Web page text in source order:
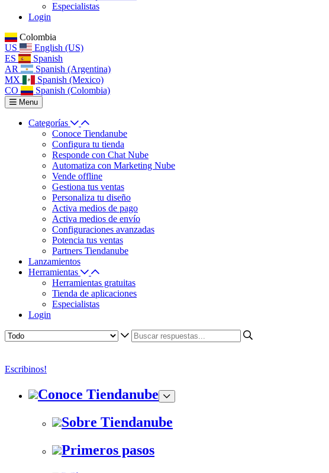
Especialistas
Login
Colombia
US
English (US)
ES
Spanish
AR
Spanish (Argentina)
MX
Spanish (Mexico)
CO
Spanish (Colombia)
Menu
Categorías
Conoce Tiendanube
Configura tu tienda
Responde con Chat Nube
Automatiza con Marketing Nube
Vende offline
Gestiona tus ventas
Personaliza tu diseño
Activa medios de pago
Activa medios de envío
Configuraciones avanzadas
Potencia tus ventas
Partners Tiendanube
Lanzamientos
Herramientas
Herramientas gratuitas
Tienda de aplicaciones
Especialistas
Login
Escribinos!
Conoce Tiendanube
Sobre Tiendanube
Primeros pasos